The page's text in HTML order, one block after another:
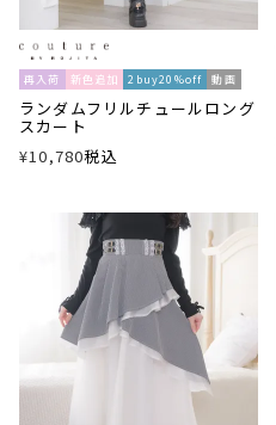
再入荷 新色追加 2buy20%off 動画
ランダムフリルチュールロング
スカート
¥10,780税込